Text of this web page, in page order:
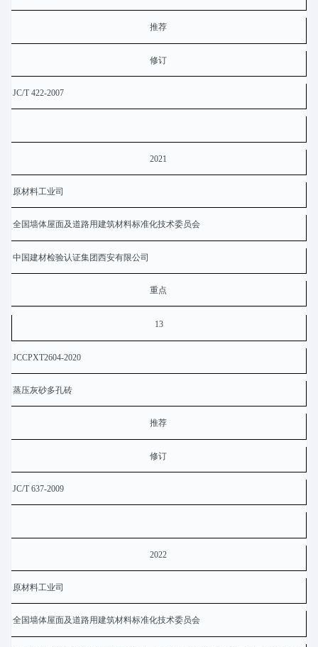
推荐
修订
JC/T 422-2007
2021
原材料工业司
全国墙体屋面及道路用建筑材料标准化技术委员会
中国建材检验认证集团西安有限公司
重点
13
JCCPXT2604-2020
蒸压灰砂多孔砖
推荐
修订
JC/T 637-2009
2022
原材料工业司
全国墙体屋面及道路用建筑材料标准化技术委员会